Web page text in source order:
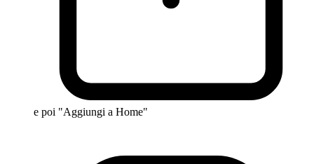
e poi "Aggiungi a Home"